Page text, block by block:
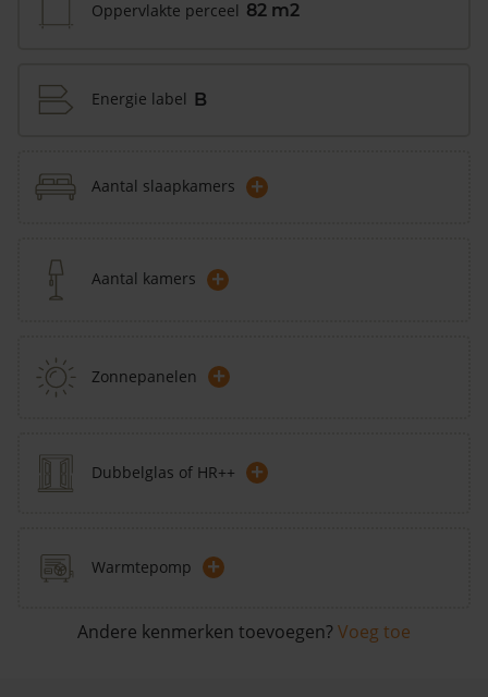
Oppervlakte perceel 82 m2
Energie label B
Aantal slaapkamers +
Aantal kamers +
Zonnepanelen +
Dubbelglas of HR++ +
Warmtepomp +
Andere kenmerken toevoegen? Voeg toe